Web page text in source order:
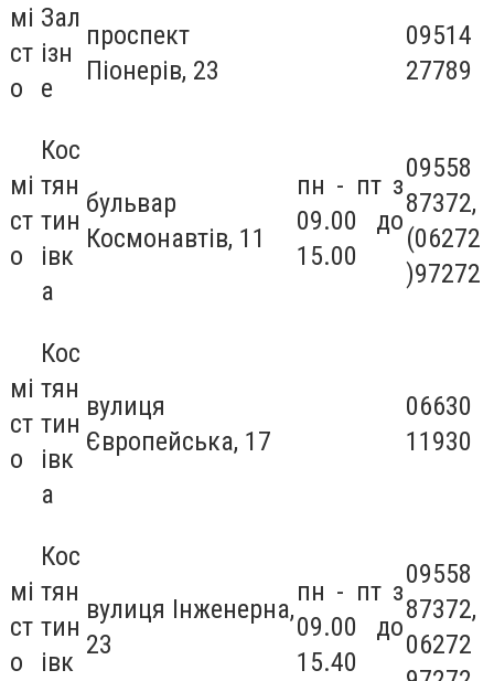
мі
ст
о
Зал
ізн
е
проспект
Піонерів, 23
09514
27789
мі
ст
о
Кос
тян
тин
івк
а
бульвар
Космонавтів, 11
пн - пт з
09.00 до
15.00
09558
87372,
(06272
)97272
мі
ст
о
Кос
тян
тин
івк
а
вулиця
Європейська, 17
06630
11930
мі
ст
о
Кос
тян
тин
івк
вулиця Інженерна,
23
пн - пт з
09.00 до
15.40
09558
87372,
06272